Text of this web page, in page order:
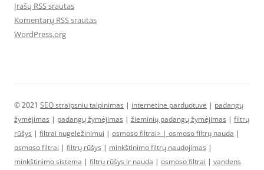
Įrašų RSS srautas
Komentarų RSS srautas
WordPress.org
© 2021 SEO straipsniu talpinimas | internetine parduotuve | padangų
žymėjimas | padangų žymėjimas | žieminių padangų žymėjimas | filtrų
rūšys | filtrai nugeležinimui | osmoso filtrai> | osmoso filtrų nauda |
osmoso filtrai | filtrų rūšys | minkštinimo filtrų naudojimas |
minkštinimo sistema | filtrų rūšys ir nauda | osmoso filtrai | vandens